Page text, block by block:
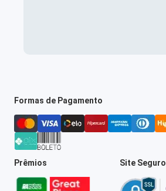
Formas de Pagamento
Prêmios Site Seguro